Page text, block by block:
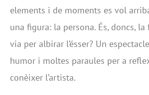
elements i de moments es vol
una figura: la persona. És, doncs,
via per albirar l’ésser? Un
humor i moltes paraules per a
conèixer l’artista.